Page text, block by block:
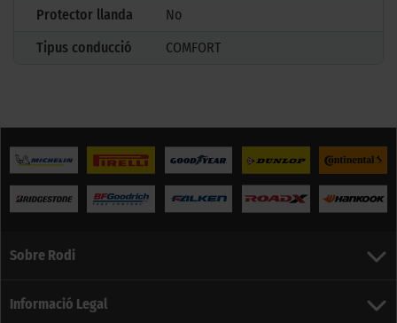
Protector llanda
No
Tipus conducció
COMFORT
Sobre Rodi
Informació Legal